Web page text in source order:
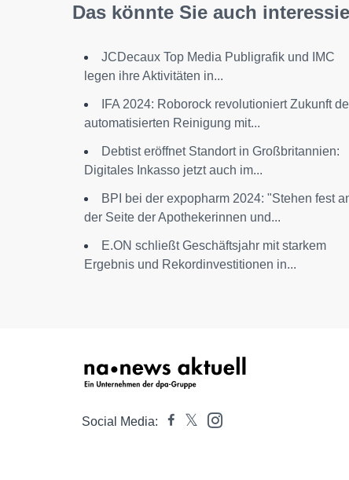
Das könnte Sie auch
JCDecaux Top Media Publigrafik und IMC
legen ihre Aktivitäten in...
IFA 2024: Roborock revolutioniert Zukunft
automatisierten Reinigung mit...
Debtist eröffnet Standort in Großbritannien:
Digitales Inkasso jetzt auch im...
BPI bei der expopharm 2024: "Stehen fest
der Seite der Apothekerinnen und...
E.ON schließt Geschäftsjahr mit starkem
Ergebnis und Rekordinvestitionen in...
Social Media: